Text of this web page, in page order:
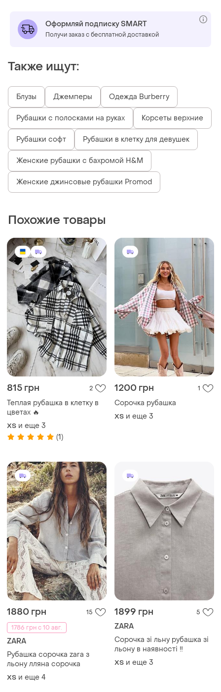
Оформляй подписку SMART
Получи заказ с бесплатной доставкой
Также ищут:
Блузы Джемперы Одежда Burberry
Рубашки с полосками на руках Корсеты верхние
Рубашки софт Рубашки в клетку для девушек
Женские рубашки с бахромой H&M
Женские джинсовые рубашки Promod
Похожие товары
815 грн 2
Теплая рубашка в клетку в
цветах 🔥
ХS и еще 3
(1)
1200 грн 1
Сорочка рубашка
ХS и еще 3
1880 грн
15
1786 грн с 10 авг.
ZARA
Рубашка сорочка zara з
льону лляна сорочка
ХS и еще 4
1899 грн 5
ZARA
Сорочка зі льну рубашка зі
льону в наявності ‼️
ХS и еще 3